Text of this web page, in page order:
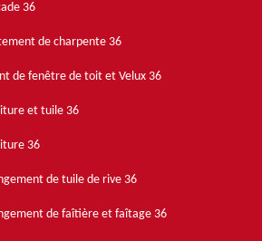
36
de charpente 36
de fenêtre de toit et Velux 36
et tuile 36
36
de tuile de rive 36
de faîtière et faîtage 36